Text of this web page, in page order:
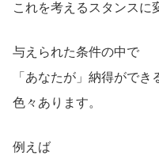
これを考えるスタンスに
与えられた条件の中で
「あなたが」納得ができ
色々あります。
例えば